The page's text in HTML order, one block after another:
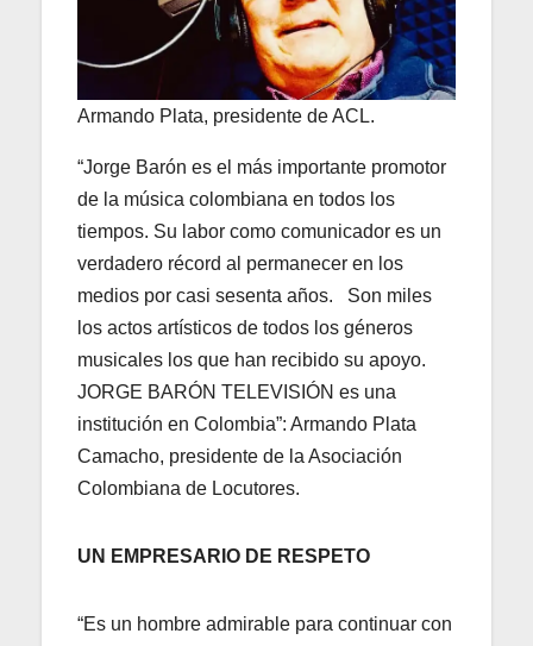
Armando Plata, presidente de ACL.
“Jorge Barón es el más importante promotor
de la música colombiana en todos los
tiempos. Su labor como comunicador es un
verdadero récord al permanecer en los
medios por casi sesenta años. Son miles
los actos artísticos de todos los géneros
musicales los que han recibido su apoyo.
JORGE BARÓN TELEVISIÓN es una
institución en Colombia”: Armando Plata
Camacho, presidente de la Asociación
Colombiana de Locutores.
UN EMPRESARIO DE RESPETO
“Es un hombre admirable para continuar con